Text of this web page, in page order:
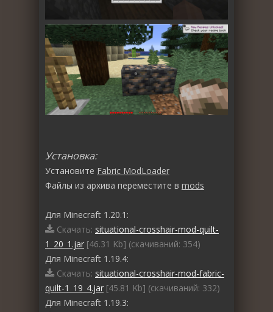
Установка:
Установите Fabric ModLoader
Файлы из архива переместите в mods
Для Minecraft 1.20.1:
Скачать: situational-crosshair-mod-quilt-
1_20_1.jar [46.31 Kb] (cкачиваний: 354)
Для Minecraft 1.19.4:
Скачать: situational-crosshair-mod-fabric-
quilt-1_19_4.jar [45.81 Kb] (cкачиваний: 332)
Для Minecraft 1.19.3: